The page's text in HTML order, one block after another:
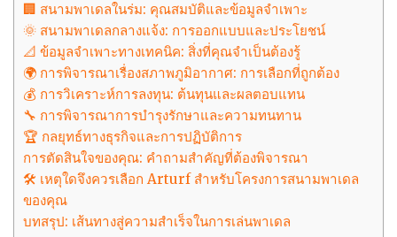
🏢 สนามพาเดลในร่ม: คุณสมบัติและข้อมูลจำเพาะ
🌞 สนามพาเดลกลางแจ้ง: การออกแบบและประโยชน์
📐 ข้อมูลจำเพาะทางเทคนิค: สิ่งที่คุณจำเป็นต้องรู้
🌍 การพิจารณาเรื่องสภาพภูมิอากาศ: การเลือกที่ถูกต้อง
💰 การวิเคราะห์การลงทุน: ต้นทุนและผลตอบแทน
🔧 การพิจารณาการบำรุงรักษาและความทนทาน
🏆 กลยุทธ์ทางธุรกิจและการปฏิบัติการ
การตัดสินใจของคุณ: คำถามสำคัญที่ต้องพิจารณา
🛠️ เหตุใดจึงควรเลือก Arturf สำหรับโครงการสนามพาเดล
ของคุณ
บทสรุป: เส้นทางสู่ความสำเร็จในการเล่นพาเดล